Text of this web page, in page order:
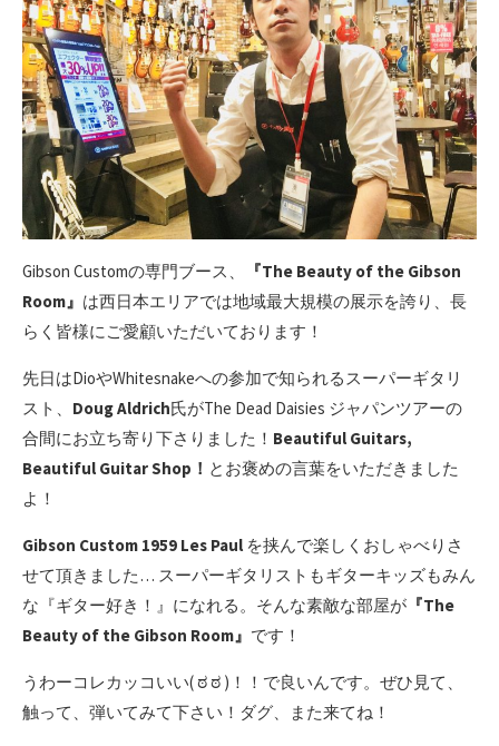
Gibson Customの専門ブース、
『The Beauty of the Gibson
Room』 は西日本エリアでは地域最大規模の展示を誇り、長
らく皆様にご愛顧いただいております！
先日はDioやWhitesnakeへの参加で知られるスーパーギタリ
スト、 Doug Aldrich氏がThe Dead Daisies ジャパンツアーの
合間にお立ち寄り下さりました！ Beautiful Guitars,
Beautiful Guitar Shop！ とお褒めの言葉をいただきました
よ！
Gibson Custom 1959 Les Paul を挟んで楽しくおしゃべりさ
せて頂きました… スーパーギタリストもギターキッズもみん
な『ギター好き！』になれる。そんな素敵な部屋が 『The
Beauty of the Gibson Room』 です！
うわーコレカッコいい( ಠ ಠ )！！で良いんです。ぜひ見て、
触って、弾いてみて下さい！ダグ、また来てね！